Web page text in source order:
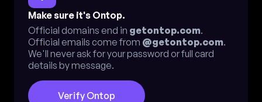
Make sure it's Ontop.
Official domains end in getontop.com.
Official emails come from @getontop.com.
We'll never ask for your password or full card
details by message.
Verify Ontop